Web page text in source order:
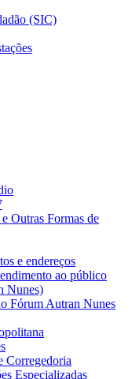
(SIC)
Outras Formas de
e endereços
ao público
Nunes)
Fórum Autran Nunes
Corregedoria
Especializadas